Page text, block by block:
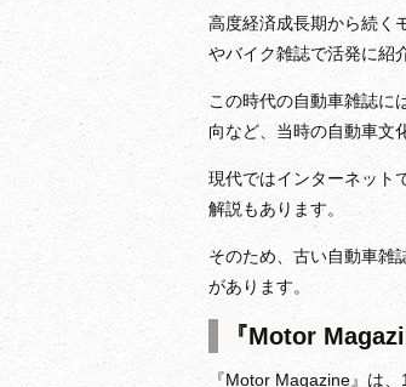
高度経済成長期から続く
やバイク雑誌で活発に紹
この時代の自動車雑誌に
向など、当時の自動車文
現代ではインターネット
解説もあります。
そのため、古い自動車雑
があります。
『Motor
『Motor Magazine』は